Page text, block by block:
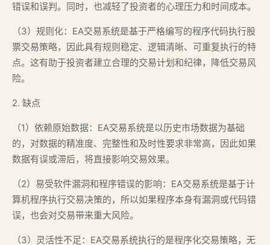
错误和误判。同时，也减轻了投资者的心理压力和时间成本。
（3）规则化：EA交易系统是基于严格编写的程序代码执行股
票交易策略，因此具有规则稳定、逻辑清晰、可重复执行的特
点。这有助于投资者建立合理的交易计划和纪律，降低交易风
险。
2. 缺点
（1）依赖原始数据：EA交易系统是以历史市场数据为基础
的，对数据的精准度、完整性和及时性要求非常高，因此如果
数据有误或滞后，将直接影响交易效果。
（2）易受软件漏洞和程序错误的影响：EA交易系统是基于计
算机程序执行交易决策的，所以如果程序本身有漏洞或代码错
误，也会对交易带来重大风险。
（3）灵活性不足：EA交易系统执行的是程序化交易策略，无